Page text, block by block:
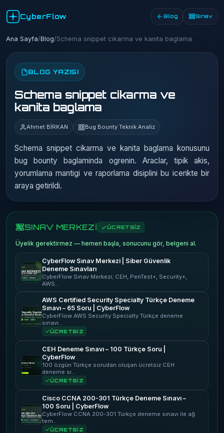
CyberFlow Blog Sınav
Ana Sayfa/Blog/Schema snippet cikarma ve kanita baglama
BLOG YAZISI
Schema snippet cikarma ve
kanita baglama
Ahmet BİRKAN Bug Bounty Teknik Analiz
Schema snippet cikarma ve kanita baglama konusunu
bug bounty baglaminda ogrenin. Araclar, tipik akis,
yorumlama mantigi ve raporlama disiplini bu icerikte bir
araya getirildi.
SINAV MERKEZİ ÜCRETSİZ
Üyelik gerektirmez — hemen başla, sonucunu gör, belgeni al.
CyberFlow Sınav Merkezi | Siber Güvenlik
Deneme Sınavları
CyberFlow Sınav Merkezi; CEH, PenTest+, Security+,
AWS…
AWS Certified Security Specialty Türkçe Deneme
Sınavı – 65 Soru | CyberFlow
CyberFlow AWS Security Specialty Türkçe deneme
sınavı…
ÜCRETSİZ
CEH Deneme Sınavı – 100 Türkçe Soru |
CyberFlow
100 özgün Türkçe sorudan oluşan ücretsiz CEH
deneme sı…
ÜCRETSİZ
Cisco CCNA 200-301 Türkçe Deneme Sınavı –
100 Soru | CyberFlow
CyberFlow CCNA 200-301 Türkçe deneme sınavı ile ağ
tem…
ÜCRETSİZ